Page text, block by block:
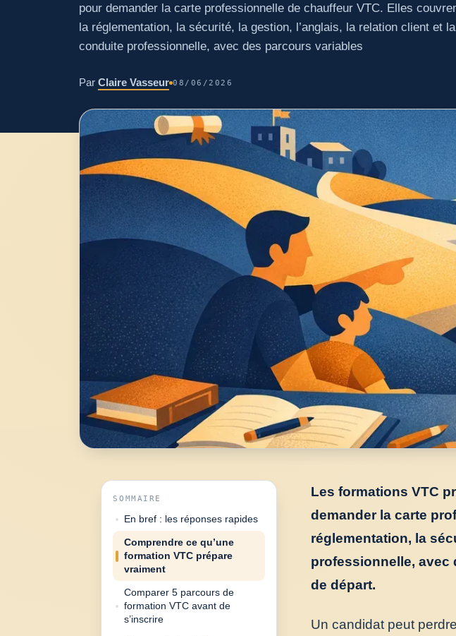
pour demander la carte professionnelle de chauffeur VTC. Elles
la réglementation, la sécurité, la gestion, l’anglais, la relation client et la
conduite professionnelle, avec des parcours variables
Par Claire Vasseur 08/06/2026
SOMMAIRE
En bref : les réponses rapides
Comprendre ce qu’une
formation VTC prépare
vraiment
Comparer 5 parcours de
formation VTC avant de
s’inscrire
Les formations VTC
demander la carte
réglementation, la
professionnelle, avec
de départ.
Un candidat peut